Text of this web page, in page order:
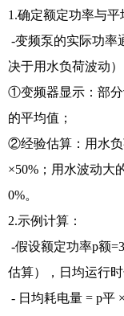
1.确定额定功率与平
-变频泵的实际功率
决于用水负荷波动
①变频器显示：部分
的平均值；
②经验估算：用水负
×50%；用水波动大
0%。
2.示例计算：
-假设额定功率p额
估算），日均运行时
- 日均耗电量 = p平